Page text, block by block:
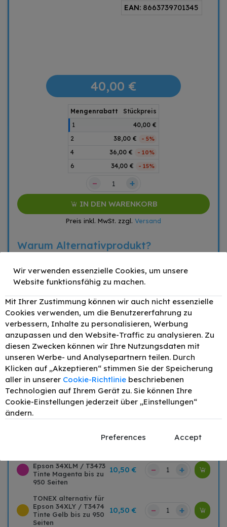
EAN: 8663739701345
40,00 €
Mengenrabatt
Stückpreis
1
40,00 €
2
38,00 € - 5%
4 36,00 € - 10%
6 34,00 € - 15%
– +
IN DEN WARENKORB
Preis inkl. MwSt. zzgl. Versand
Warum Alternativprodukt?
5 Jahre Tonerexpert Garantie
Bis zu 80% günstiger als das Originalprodukt
ISO14001
Hohe Druckqualität nach ISO9001
Zubehör
TONEX alternativ für
Epson 34XL / T3471
Tinte Schwarz bis zu
1100 Seiten
14,50 € – +
TONEX alternativ für
Tinte Cyan bis zu 950
Epson 34XLM / T3473
Tinte Magenta bis zu
950 Seiten
10,50 € – +
TONEX alternativ für
Epson 34XLY / T3474
Tinte Gelb bis zu 950
Seiten
10,50 € – +
Wir verwenden essenzielle Cookies, um unsere
Website funktionsfähig zu machen.
Mit Ihrer Zustimmung können wir auch nicht essenzielle
Cookies verwenden, um die Benutzererfahrung zu
verbessern, Inhalte zu personalisieren, Werbung
anzupassen und den Website-Traffic zu analysieren. Zu
diesen Zwecken können wir Ihre Nutzungsdaten mit
unseren Werbe- und Analysepartnern teilen. Durch
Klicken auf „Akzeptieren“ stimmen Sie der Speicherung
aller in unserer Cookie-Richtlinie beschriebenen
Technologien auf Ihrem Gerät zu. Sie können Ihre
Cookie-Einstellungen jederzeit über „Einstellungen“
ändern.
Preferences Accept